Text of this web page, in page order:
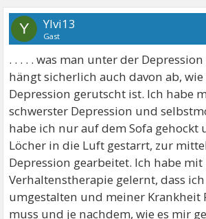
Y Ylvi13
Gast
. . . . . was man unter der
hängt sicherlich auch davon ab,
Depression gerutscht ist. Ich habe
schwerster Depression und
habe ich nur auf dem Sofa gehockt
Löcher in die Luft gestarrt, zur
Depression gearbeitet. Ich habe
Verhaltenstherapie gelernt, dass
umgestalten und meiner Krankheit
muss und je nachdem, wie es mir